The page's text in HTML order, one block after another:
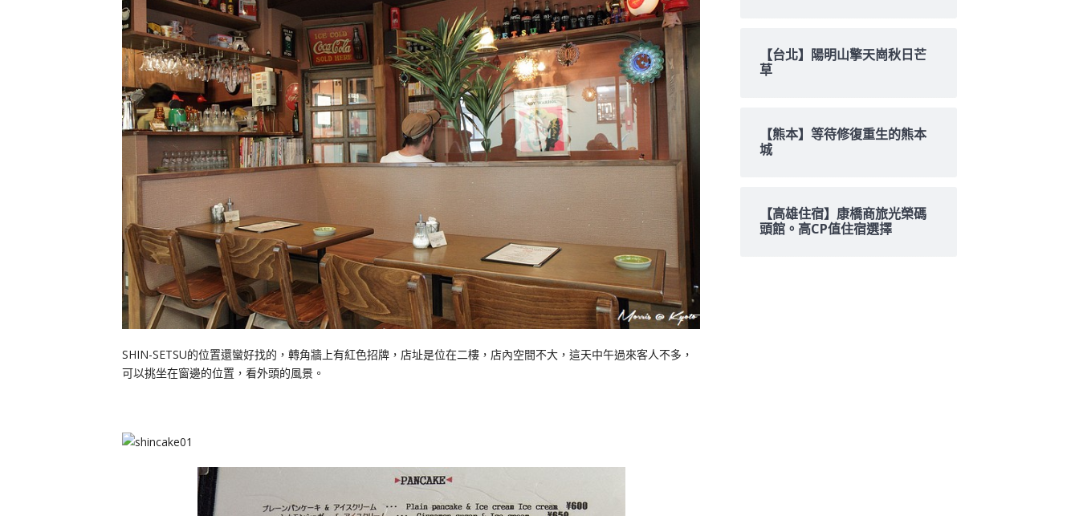
SHIN-SETSU的位置還蠻好找的，轉角牆上有紅色招牌，店址是位在二樓，店內空間不大，這天中午過來客人不多，
可以挑坐在窗邊的位置，看外頭的風景。
【台北】陽明山擎天崗秋日芒
草
【熊本】等待修復重生的熊本
城
【高雄住宿】康橋商旅光榮碼
頭館。高CP值住宿選擇